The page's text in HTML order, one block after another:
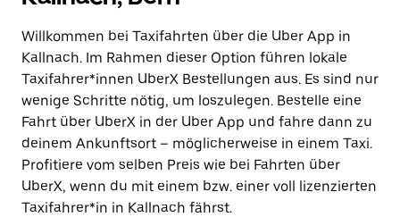
und
Datum
auszuwählen.
Drücke
die
Escape-
Taste,
um
den
Kalender
zu
schließen.
Willkommen bei Taxifahrten über die Uber App in
Kallnach. Im Rahmen dieser Option führen lokale
Taxifahrer*innen UberX Bestellungen aus. Es sind nur
wenige Schritte nötig, um loszulegen. Bestelle eine
Fahrt über UberX in der Uber App und fahre dann zu
deinem Ankunftsort – möglicherweise in einem Taxi.
Profitiere vom selben Preis wie bei Fahrten über
UberX, wenn du mit einem bzw. einer voll lizenzierten
Taxifahrer*in in Kallnach fährst.